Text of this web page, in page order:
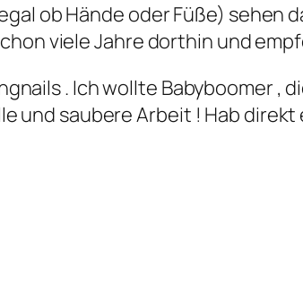
ob Hände oder Füße) sehen
viele Jahre dorthin und
. Ich wollte Babyboomer ,
und saubere Arbeit ! Hab